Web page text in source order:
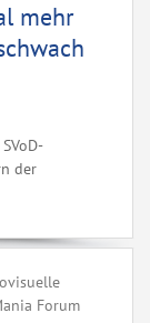
mehr
der
Forum